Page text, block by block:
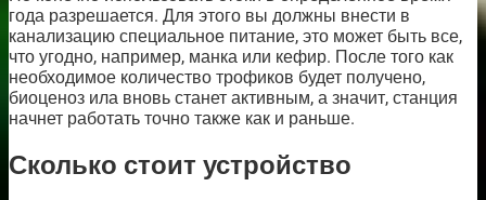
года разрешается. Для этого вы должны внести в
канализацию специальное питание, это может быть все,
что угодно, например, манка или кефир. После того как
необходимое количество трофиков будет получено,
биоценоз ила вновь станет активным, а значит, станция
начнет работать точно также как и раньше.
Сколько стоит устройство